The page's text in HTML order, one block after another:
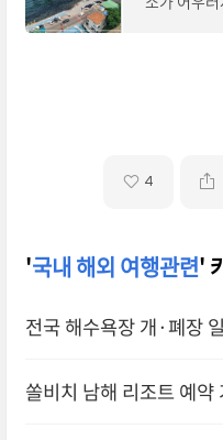
4
'국내 해외 여행관련'
전국 해수욕장 개·폐장
쏠비치 남해 리조트 예약